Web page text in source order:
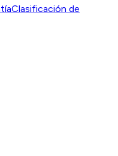
Clasificación de